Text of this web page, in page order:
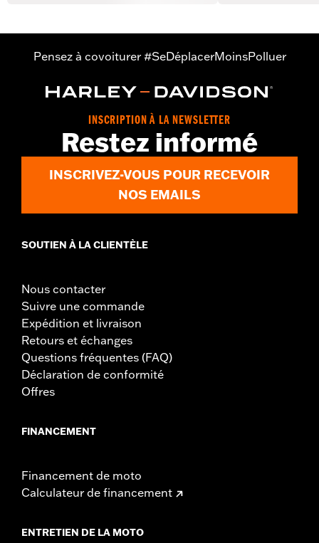
Pensez à covoiturer #SeDéplacerMoinsPolluer
INSCRIPTION À LA NEWSLETTER
Restez informé
INSCRIVEZ-VOUS POUR RECEVOIR
NOS EMAILS
SOUTIEN À LA CLIENTÈLE
Nous contacter
Suivre une commande
Expédition et livraison
Retours et échanges
Questions fréquentes (FAQ)
Déclaration de conformité
Offres
FINANCEMENT
Financement de moto
Calculateur de financement
ENTRETIEN DE LA MOTO